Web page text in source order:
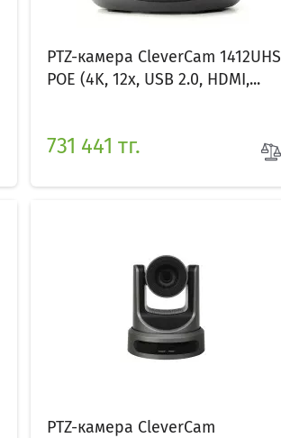
PTZ-камера CleverCam 1412UHS
POE (4K, 12x, USB 2.0, HDMI,...
731 441 тг.
PTZ-камера CleverCam